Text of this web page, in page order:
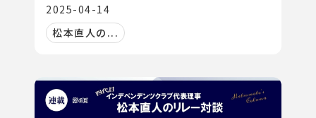
2025-04-14
松本直人の...